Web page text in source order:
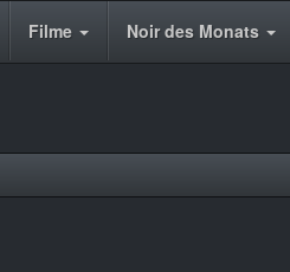
Filme Noir des Monats